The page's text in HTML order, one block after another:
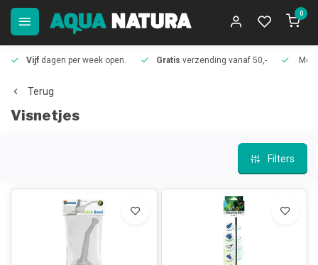
0
Vijf dagen per week open. Gratis verzending vanaf 50,-
Terug
Visnetjes
Filters